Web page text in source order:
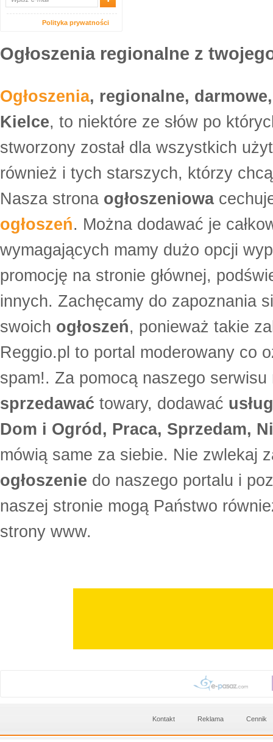
Polityka prywatności
Ogłoszenia regionalne z
Ogłoszenia, regionalne,
Kielce, to niektóre ze słów po
stworzony został dla wszystkich
również i tych starszych, którzy
Nasza strona ogłoszeniowa
ogłoszeń. Można dodawać je
wymagających mamy dużo opcji
promocję na stronie głównej,
innych. Zachęcamy do zapoznania
swoich ogłoszeń, ponieważ takie
Reggio.pl to portal moderowany co
spam!. Za pomocą naszego
sprzedawać towary, dodawać
Dom i Ogród, Praca, Sprzedam,
mówią same za siebie. Nie zwlekaj
ogłoszenie do naszego portalu i
naszej stronie mogą Państwo
strony www.
Kontakt Reklama Cennik